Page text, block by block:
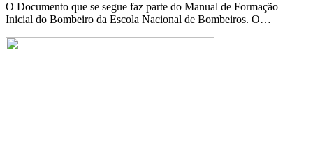
O Documento que se segue faz parte do Manual de Formação
Inicial do Bombeiro da Escola Nacional de Bombeiros. O…